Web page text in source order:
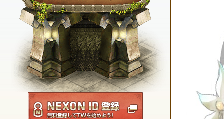
NEXON ID登録